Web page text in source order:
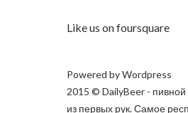
Like us on foursquare
Powered byWordpress
2015 © DailyBeer - пивной
из первых рук. Самое